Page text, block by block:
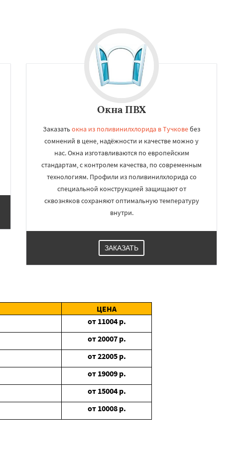
Окна ПВХ
Заказатьокна из поливинилхлорида в Тучковебез
сомнений в цене, надёжности и качестве можно у
нас. Окна изготавливаются по европейским
стандартам, с контролем качества, по современным
технологиям. Профили из поливинилхлорида со
специальной конструкцией защищают от
сквозняков сохраняют оптимальную температуру
внутри.
ЗАКАЗАТЬ
ЦЕНА
от 11004 р.
от20007 р.
от22005 р.
от 19009 р.
от 15004 р.
от 10008 р.